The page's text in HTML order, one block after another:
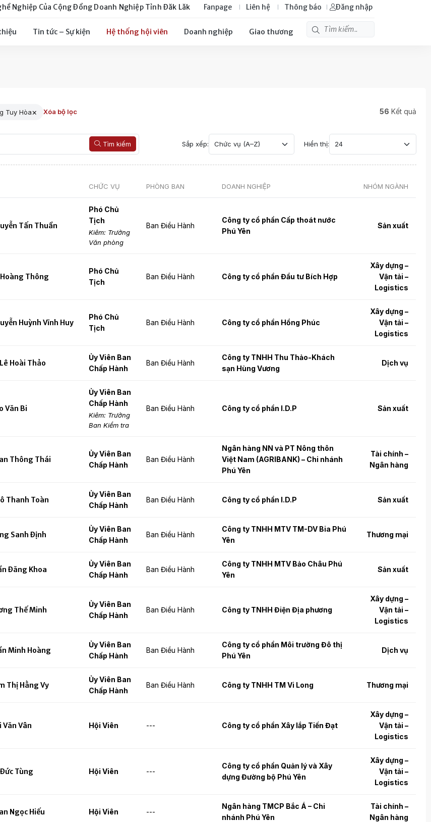
Nghiệp Của Cộng Đồng Doanh Nghiệp Tỉnh Đăk Lăk Fanpage Liên hệ Thông báo Đăng nhập
Tin tức – Sự kiện Hệ thống hội viên Doanh nghiệp Giao thương
Tuy Hòa× Xóa bộ lọc 56 Kết quả
Tìm kiếm Sắp xếp: Hiển thị:
CHỨC VỤ PHÒNG BAN DOANH NGHIỆP NHÓM NGÀNH
Tấn Thuần
Phó Chủ
Tịch
Kiêm: Trưởng
Văn phòng
Ban Điều Hành
Công ty cổ phần Cấp thoát nước
Phú Yên
Sản xuất
Thông
Phó Chủ
Tịch
Ban Điều Hành Công ty cổ phần Đầu tư Bích Hợp
Xây dựng –
Vận tải –
Logistics
Huỳnh Vĩnh Huy
Phó Chủ
Tịch
Ban Điều Hành Công ty cổ phần Hồng Phúc
Xây dựng –
Vận tải –
Logistics
Hoài Thảo
Ủy Viên Ban
Chấp Hành
Ban Điều Hành
Công ty TNHH Thu Thảo-Khách
sạn Hùng Vương
Dịch vụ
Văn Bi
Ủy Viên Ban
Chấp Hành
Kiêm: Trưởng
Ban Kiểm tra
Ban Điều Hành Công ty cổ phần I.D.P Sản xuất
Thông Thái
Ủy Viên Ban
Chấp Hành
Ban Điều Hành
Ngân hàng NN và PT Nông thôn
Việt Nam (AGRIBANK) – Chi nhánh
Phú Yên
Tài chính –
Ngân hàng
Thanh Toàn
Ủy Viên Ban
Chấp Hành
Ban Điều Hành Công ty cổ phần I.D.P Sản xuất
Sanh Định
Ủy Viên Ban
Chấp Hành
Ban Điều Hành
Công ty TNHH MTV TM-DV Bia Phú
Yên
Thương mại
Đăng Khoa
Ủy Viên Ban
Chấp Hành
Ban Điều Hành
Công ty TNHH MTV Bảo Châu Phú
Yên
Sản xuất
Thế Minh
Ủy Viên Ban
Chấp Hành
Ban Điều Hành Công ty TNHH Điện Địa phương
Xây dựng –
Vận tải –
Logistics
Minh Hoàng
Ủy Viên Ban
Chấp Hành
Ban Điều Hành
Công ty cổ phần Môi trường Đô thị
Phú Yên
Dịch vụ
Thị Hằng Vy
Ủy Viên Ban
Chấp Hành
Ban Điều Hành Công ty TNHH TM Vi Long Thương mại
Văn Vân Hội Viên --- Công ty cổ phần Xây lắp Tiến Đạt
Xây dựng –
Vận tải –
Logistics
Tùng Hội Viên ---
Công ty cổ phần Quản lý và Xây
dựng Đường bộ Phú Yên
Xây dựng –
Vận tải –
Logistics
Ngọc Hiếu Hội Viên ---
Ngân hàng TMCP Bắc Á – Chi
nhánh Phú Yên
Tài chính –
Ngân hàng